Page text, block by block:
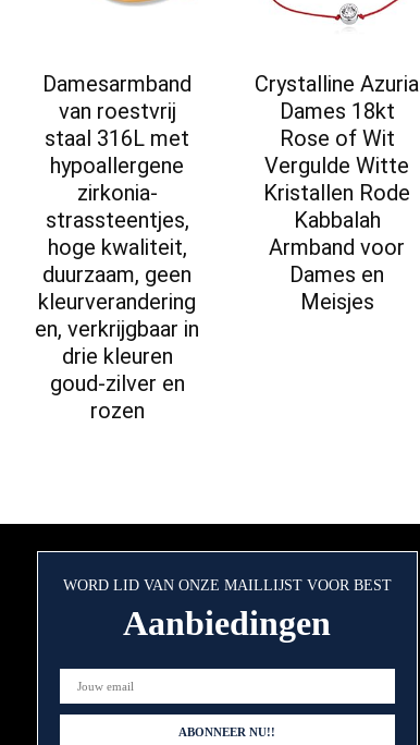
Damesarmband
van roestvrij
staal 316L met
hypoallergene
zirkonia-
strassteentjes,
hoge kwaliteit,
duurzaam, geen
kleurverandering
en, verkrijgbaar in
drie kleuren
goud-zilver en
rozen
Crystalline Azuria
Dames 18kt
Rose of Wit
Vergulde Witte
Kristallen Rode
Kabbalah
Armband voor
Dames en
Meisjes
WORD LID VAN ONZE MAILLIJST VOOR BEST
Aanbiedingen